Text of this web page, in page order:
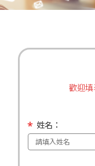
歡迎填
姓名：